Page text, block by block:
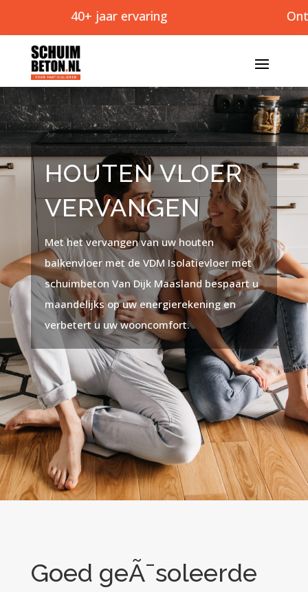
40+ jaar ervaring Ontzorgt
HOUTEN VLOER
VERVANGEN
Met het vervangen van uw houten
balkenvloer met de VDM Isolatievloer met
schuimbeton Van Dijk Maasland bespaart u
maandelijks op uw energierekening en
verbetert u uw wooncomfort.
Goed geÃ¯soleerde